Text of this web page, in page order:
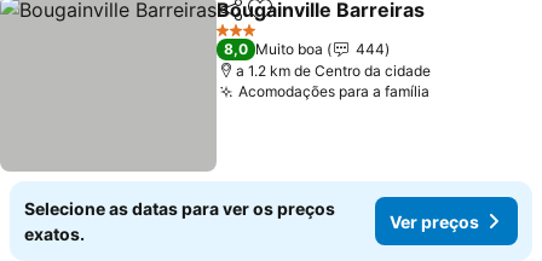
PartilharAdicionar aos favoritos
Bougainville Barreiras
3 Estrelas
8,0 Muito boa
444
a 1.2 km de Centro da cidade
Acomodações para a família
Selecione as datas para ver os preços
exatos.
Ver preços